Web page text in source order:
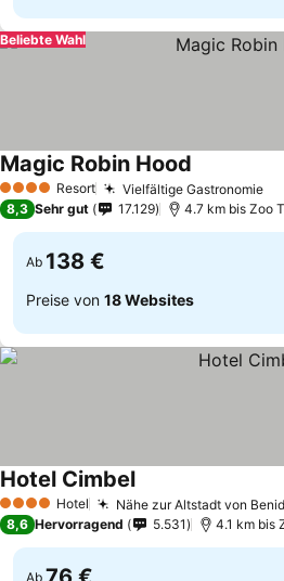
Beliebte Wahl
4 Sterne Resort Vielfältige Gastronomie
Magic Robin Hood
8,3 Sehr gut 17.129 4.7 km bis Zoo
Ab 138 €
Preise von 18 Websites
4 Sterne Hotel Nähe zur Altstadt von
Hotel Cimbel
8,6 Hervorragend 5.531 4.1 km bis
Ab